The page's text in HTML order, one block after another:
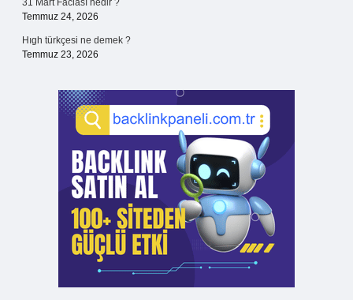
31 Mart Faciası nedir ?
Temmuz 24, 2026
Hıgh türkçesi ne demek ?
Temmuz 23, 2026